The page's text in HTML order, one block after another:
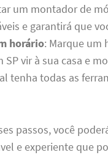
um montador de
​​e garantirá que
horário: Marque um
SP vir à sua casa e
tenha todas as
passos, você
e experiente que